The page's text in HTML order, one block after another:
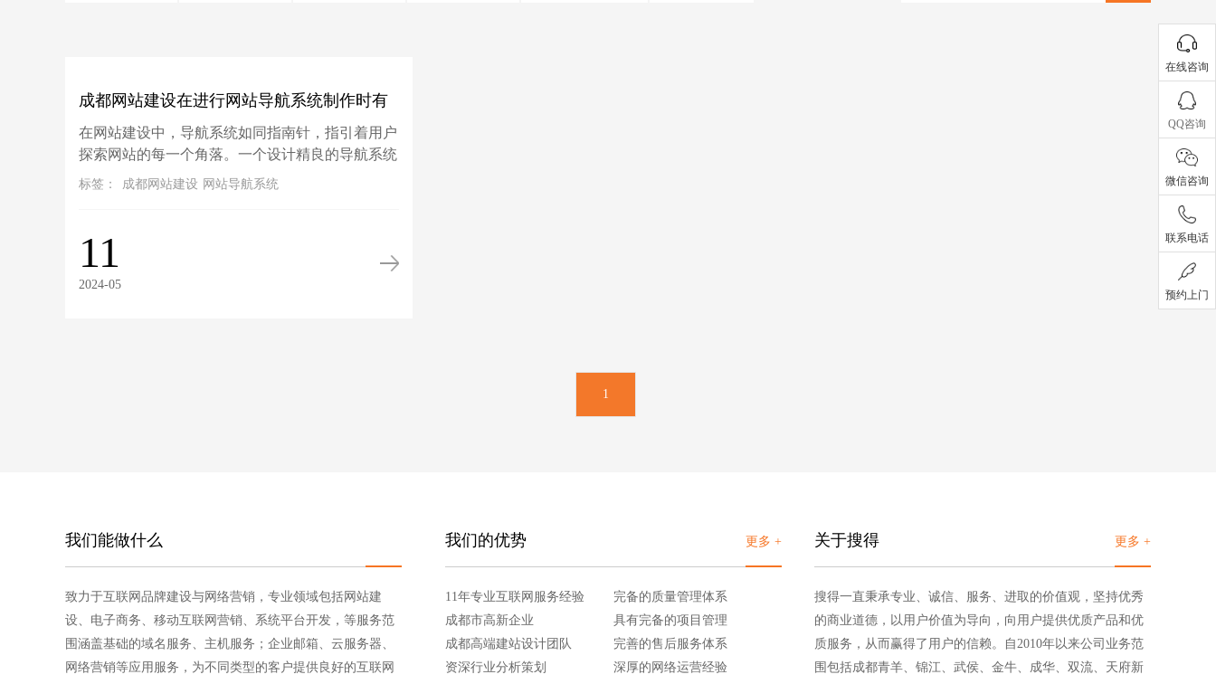
成都网站建设在进行网站导航系统制作时有
哪些特点？
在网站建设中，导航系统如同指南针，指引着用户
探索网站的每一个角落。一个设计精良的导航系统
不仅能提升用户体验，还能促进网站内容的传播和
标签： 成都网站建设 网站导航系统
11
2024-05
1
我们能做什么
致力于互联网品牌建设与网络营销，专业领域包括网站建
设、电子商务、移动互联网营销、系统平台开发，等服务范
围涵盖基础的域名服务、主机服务；企业邮箱、云服务器、
网络营销等应用服务，为不同类型的客户提供良好的互联网
更多 +
我们的优势
11年专业互联网服务经验
成都市高新企业
成都高端建站设计团队
资深行业分析策划
完备的质量管理体系
具有完备的项目管理
完善的售后服务体系
深厚的网络运营经验
更多 +
关于搜得
搜得一直秉承专业、诚信、服务、进取的价值观，坚持优秀
的商业道德，以用户价值为导向，向用户提供优质产品和优
质服务，从而赢得了用户的信赖。自2010年以来公司业务范
围包括成都青羊、锦江、武侯、金牛、成华、双流、天府新
在线咨询
QQ咨询
微信咨询
联系电话
预约上门